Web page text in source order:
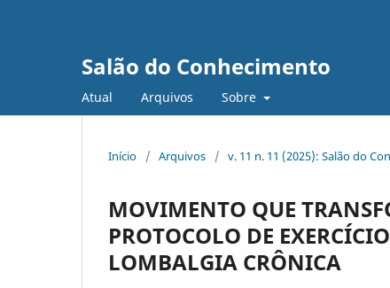
Salão do Conhecimento
Atual Arquivos Sobre
Início / Arquivos / v. 11 n. 11 (2025): Salão do
MOVIMENTO QUE
PROTOCOLO DE
LOMBALGIA CRÔNICA